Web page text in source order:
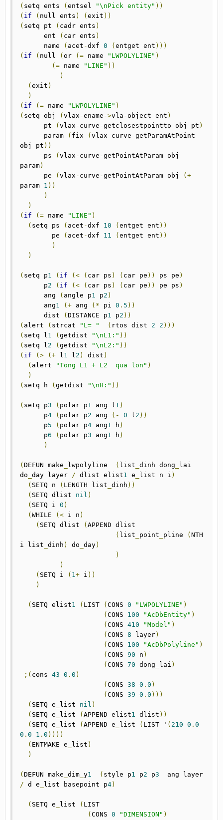
( setq ents ( entsel "\nPick entity" ))
( if ( null ents ) ( exit ))
( setq pt ( cadr ents )
      ent
( car ents )
      name
( acet -dxf 0 ( entget ent )))
( if ( null ( or (= name "LWPOLYLINE" )
(= name "LINE" ))
)
( exit )
)
( if (= name "LWPOLYLINE" )
( setq obj ( vlax -ename ->vla -object ent )
      pt
( vlax - curve -getclosestpointto obj pt )
      param
( fix ( vlax - curve -getParamAtPoint
obj pt ))
      ps
( vlax - curve -getPointAtParam obj
param)
      pe
( vlax - curve -getPointAtParam obj
(+
param 1 ))
)
)
( if (= name "LINE" )
( setq ps ( acet -dxf 10 ( entget ent ))
	pe
( acet -dxf 11 ( entget ent ))
)
)
( setq p1 ( if (< ( car ps ) ( car pe )) ps pe )
      p
2 ( if (< ( car ps ) ( car pe )) pe ps )
      ang
( angle p1 p2 )
      ang
1 (+ ang (* pi 0 . 5 ))
      dist
( DISTANCE p1 p2 ))
( alert ( strcat "L= " ( rtos dist 2 2 )))
( setq l1 ( getdist "\nL1:" ))
( setq l2 ( getdist "\nL2:" ))
( if (> (+ l1 l2 ) dist )
( alert "Tong L1 + L2  qua lon" )
)
( setq h ( getdist "\nH:" ))
( setq p3 ( polar p1 ang l1 )
      p
4 ( polar p2 ang (- 0 l2 ))
      p
5 ( polar p4 ang1 h )
      p
6 ( polar p3 ang1 h )
)
( DEFUN make lwpolyline ( list dinh dong
lai
do day layer / dlist elist1 e list n i )
( SETQ n ( LENGTH list dinh ))
( SETQ dlist nil )
( SETQ i 0 )
( WHILE (< i n )
( SETQ dlist ( APPEND dlist
( list point pline ( NTH
i list dinh ) do day)
)
)
( SETQ i ( 1+ i ))
)
( SETQ elist1 ( LIST ( CONS 0 "LWPOLYLINE" )
( CONS 100 "AcDbEntity" )
( CONS 410 "Model" )
( CONS 8 layer)
( CONS 100 "AcDbPolyline" )
( CONS 90 n )
( CONS 70 dong lai )
;( cons 43 0 . 0 )
( CONS 38 0 . 0 )
( CONS 39 0 . 0 )))
( SETQ e list nil )
( SETQ e list ( APPEND elist1 dlist ))
( SETQ e list ( APPEND e list ( LIST ' ( 210 0 . 0
0 . 0 1 . 0 ))))
( ENTMAKE e list )
)
( DEFUN make dim y1 ( style p1 p2 p3
/ d e list basepoint p4)
( SETQ e list ( LIST
( CONS 0 "DIMENSION" )